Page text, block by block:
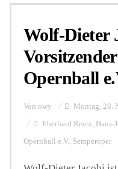
Wolf-Dieter
Opernball
Von owy Montag, 28.
Eberhard Reetz, Hans-
Opernball e.V., Semperoper